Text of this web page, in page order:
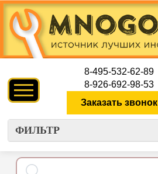
8-495-532-62-89
8-926-692-98-53
Заказать звонок
ФИЛЬТР